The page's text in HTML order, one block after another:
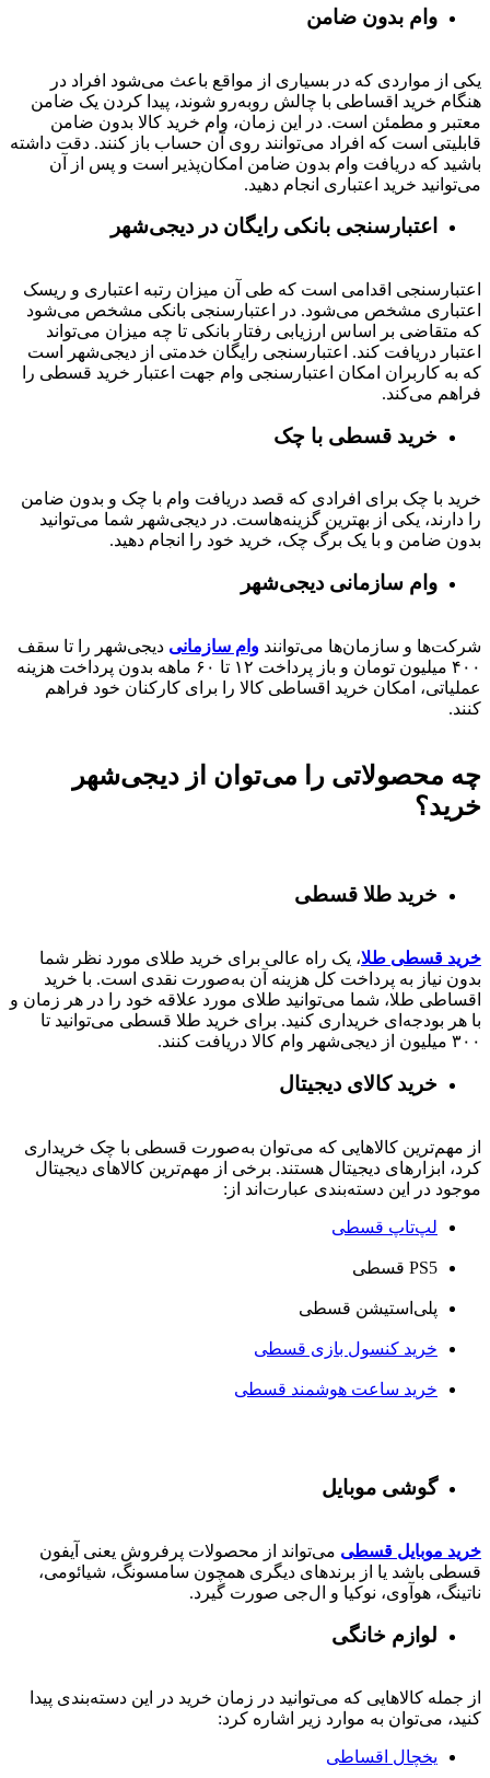
وام بدون ضامن
یکی از مواردی که در بسیاری از مواقع باعث می‌شود افراد در
هنگام خرید اقساطی با چالش روبه‌رو شوند، پیدا کردن یک ضامن
معتبر و مطمئن است. در این زمان، وام خرید کالا بدون ضامن
قابلیتی است که افراد می‌توانند روی آن حساب باز کنند. دقت داشته
باشید که دریافت وام بدون ضامن امکان‌پذیر است و پس از آن
می‌توانید خرید اعتباری انجام دهید.
اعتبارسنجی بانکی رایگان در دیجی‌شهر
اعتبارسنجی اقدامی است که طی آن میزان رتبه اعتباری و ریسک
اعتباری مشخص می‌شود. در اعتبارسنجی بانکی مشخص می‌شود
که متقاضی بر اساس ارزیابی رفتار بانکی تا چه میزان می‌تواند
اعتبار دریافت کند. اعتبارسنجی رایگان خدمتی از دیجی‌شهر است
که به کاربران امکان اعتبارسنجی وام جهت اعتبار خرید قسطی را
فراهم می‌کند.
خرید قسطی با چک
خرید با چک برای افرادی که قصد دریافت وام با چک و بدون ضامن
را دارند، یکی از بهترین گزینه‌هاست. در دیجی‌شهر شما می‌توانید
بدون ضامن و با یک برگ چک، خرید خود را انجام دهید.
وام سازمانی دیجی‌شهر
شرکت‌ها و سازمان‌ها می‌توانند وام سازمانی دیجی‌شهر را تا سقف
۴۰۰ میلیون تومان و باز پرداخت ۱۲ تا ۶۰
ماهه بدون پرداخت هزینه
عملیاتی، امکان خرید اقساطی کالا را برای کارکنان خود فراهم
کنند.
چه محصولاتی را می‌توان از دیجی‌شهر
خرید؟
خرید طلا قسطی
خرید قسطی طلا، یک راه عالی برای خرید طلای مورد نظر شما
بدون نیاز به پرداخت کل هزینه آن به‌صورت نقدی است. با خرید
اقساطی طلا، شما می‌توانید طلای مورد علاقه خود را در هر زمان و
با هر بودجه‌ای خریداری کنید. برای خرید طلا قسطی می‌توانید تا
۳۰۰ میلیون از دیجی‌شهر وام کالا دریافت کنند.
خرید کالای دیجیتال
از مهم‌ترین کالاهایی که می‌توان به‌صورت قسطی با چک خریداری
کرد، ابزارهای دیجیتال هستند. برخی از مهم‌ترین کالاهای دیجیتال
موجود در این دسته‌بندی عبارت‌اند از:
لپ‌تاپ قسطی
PS5 قسطی
پلی‌استیشن قسطی
خرید کنسول بازی قسطی
خرید ساعت هوشمند قسطی
گوشی موبایل
خرید موبایل قسطی می‌تواند از محصولات پرفروش یعنی آیفون
قسطی باشد یا از برندهای دیگری همچون سامسونگ، شیائومی،
ناتینگ، هوآوی، نوکیا و ال‌جی صورت گیرد.
لوازم خانگی
از جمله کالاهایی که می‌توانید در زمان خرید در این دسته‌بندی پیدا
کنید، می‌توان به موارد زیر اشاره کرد:
یخچال اقساطی